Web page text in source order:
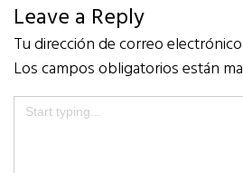
Leave a Reply
Tu dirección de correo
Los campos obligatorios están